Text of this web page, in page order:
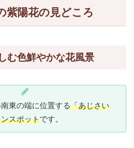
紫陽花の見どころ
む色鮮やかな花風景
東の端に位置する「あじさい
スポットです。